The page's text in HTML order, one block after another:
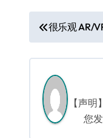
文
章
航
很乐观 AR/
【声
您